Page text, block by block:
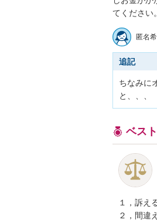
てください。
匿名
追記
ちなみに
と、、、
ベス
１，訴え
２，間違